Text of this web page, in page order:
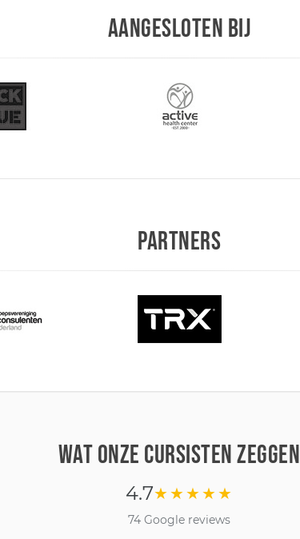
AANGESLOTEN BIJ
PARTNERS
WAT ONZE CURSISTEN ZEGGEN
4.7★★★★★
74 Google reviews